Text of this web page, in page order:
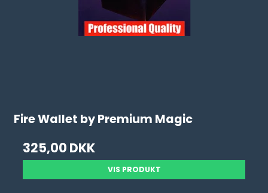
Fire Wallet by Premium Magic
325,00 DKK
VIS PRODUKT